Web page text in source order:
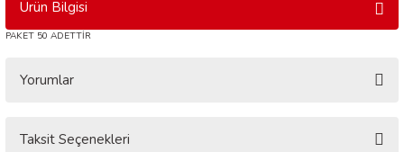
Ürün Bilgisi
PAKET 50 ADETTİR
Yorumlar
Bu ürüne ilk yorumu siz yapın!
Taksit Seçenekleri